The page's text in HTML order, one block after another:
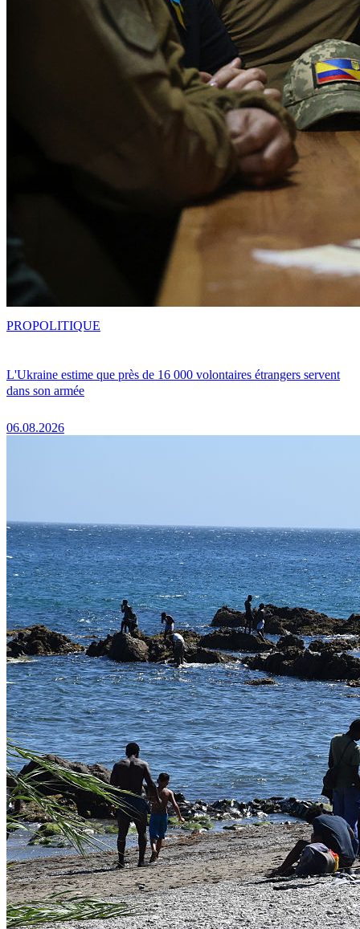
L'Ukraine estime que près de 16 000 volontaires étrangers servent
dans son armée
06.08.2026
PROPOLITIQUE